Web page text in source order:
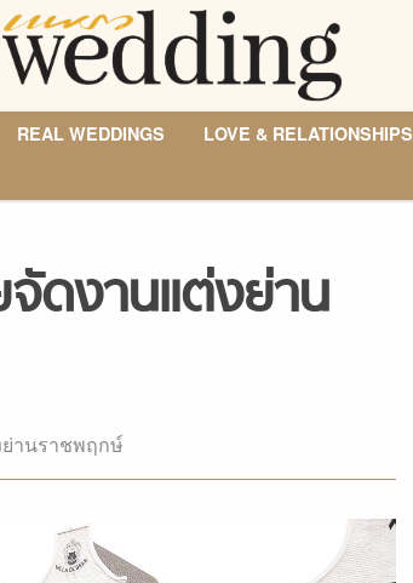
REAL WEDDINGS LOVE & RELATIONSHIPS
ดงานแต่งย่าน
านราชพฤกษ์